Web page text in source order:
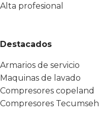
Alta profesional
Destacados
Armarios de servicio
Maquinas de lavado
Compresores copeland
Compresores Tecumseh